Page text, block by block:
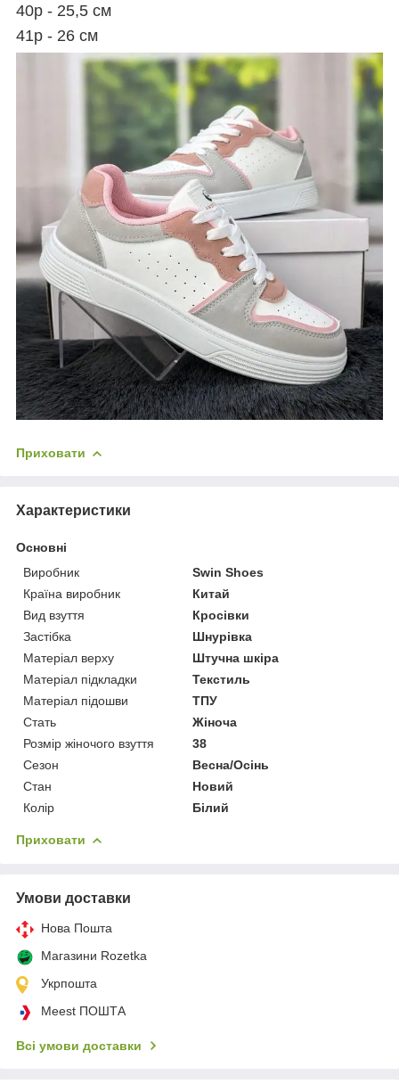
40р - 25,5 см
41р - 26 см
Приховати
Характеристики
Основні
Виробник
Swin Shoes
Країна виробник
Китай
Вид взуття
Кросівки
Застібка
Шнурівка
Матеріал верху
Штучна шкіра
Матеріал підкладки
Текстиль
Матеріал підошви
ТПУ
Стать
Жіноча
Розмір жіночого взуття
38
Сезон
Весна/Осінь
Стан
Новий
Колір
Білий
Приховати
Умови доставки
Нова Пошта
Магазини Rozetka
Укрпошта
Meest ПОШТА
Всі умови доставки